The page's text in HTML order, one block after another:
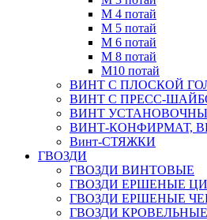
М 4 потай
М 5 потай
М 6 потай
М 8 потай
М10 потай
ВИНТ С ПЛОСКОЙ
ВИНТ С ПРЕСС-
ВИНТ
ВИНТ-КОНФИРМАТ,
Винт-СТЯЖКИ
ГВОЗДИ
ГВОЗДИ ВИНТОВЫЕ
ГВОЗДИ ЕРШЕНЫЕ
ГВОЗДИ ЕРШЕНЫЕ
ГВОЗДИ